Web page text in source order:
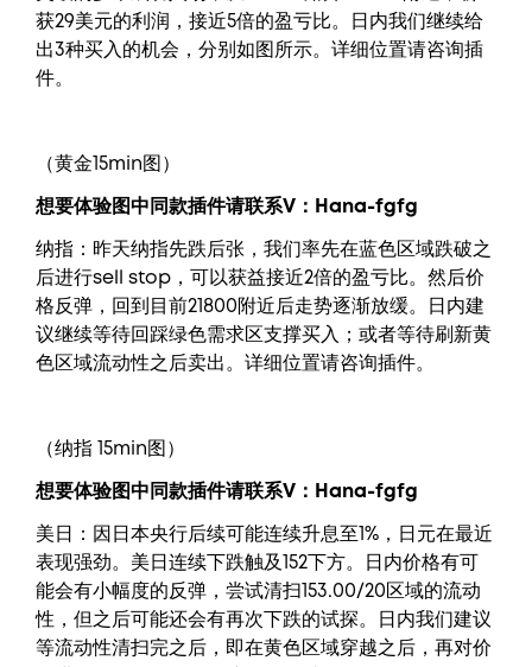
获29美元的利润，接近5倍的盈亏比。日内我们继续给
出3种买入的机会，分别如图所示。详细位置请咨询插
件。
（黄金15min图）
想要体验图中 同款插件请联系V： Hana-fgfg
纳指：昨天纳指先跌后张，我们率先在蓝色区域跌破之
后进行sell stop，可以获益接近2倍的盈亏比。然后价
格反弹，回到目前21800附近后走势逐渐放缓。日内建
议继续等待回踩绿色需求区支撑买入；或者等待刷新黄
色区域流动性之后卖出。详细位置请咨询插件。
（纳指 15min图）
想要体验图中 同款插件请联系V： Hana-fgfg
美日：因日本央行后续可能连续升息至1%，日元在最近
表现强劲。美日连续下跌触及152下方。日内价格有可
能会有小幅度的反弹，尝试清扫153.00/20区域的流动
性，但之后可能还会有再次下跌的试探。日内我们建议
等流动性清扫完之后，即在黄色区域穿越之后，再对价